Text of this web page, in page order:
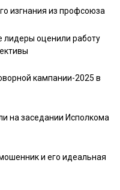
изгнания из профсоюза
оценили работу
кампании-2025 в
на заседании Исполкома
и его идеальная